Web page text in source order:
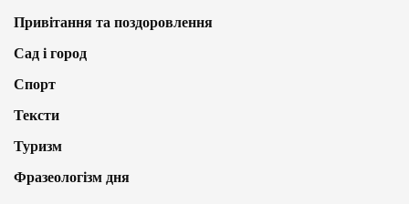
Привітання та поздоровлення
Сад і город
Спорт
Тексти
Туризм
Фразеологізм дня